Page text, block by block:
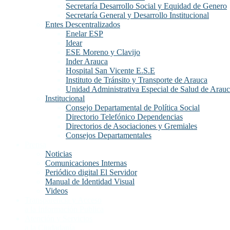
Secretaría Desarrollo Social y Equidad de Genero
Secretaría General y Desarrollo Institucional
Entes Descentralizados
Enelar ESP
Idear
ESE Moreno y Clavijo
Inder Arauca
Hospital San Vicente E.S.E
Instituto de Tránsito y Transporte de Arauca
Unidad Administrativa Especial de Salud de
Institucional
Consejo Departamental de Política Social
Directorio Telefónico Dependencias
Directorios de Asociaciones y Gremiales
Consejos Departamentales
Noticias
Comunicaciones Internas
Periódico digital El Servidor
Manual de Identidad Visual
Videos